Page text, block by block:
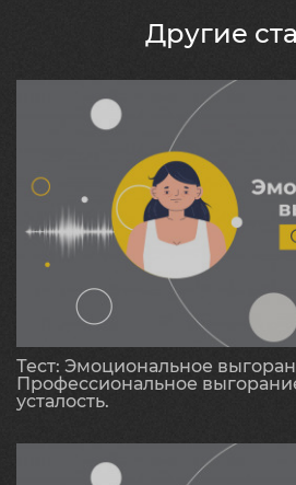
Другие
Тест: Эмоциональное
Профессиональное
усталость.